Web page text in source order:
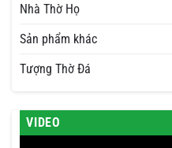
Nhà Thờ Họ
Sản phẩm khác
Tượng Thờ Đá
VIDEO